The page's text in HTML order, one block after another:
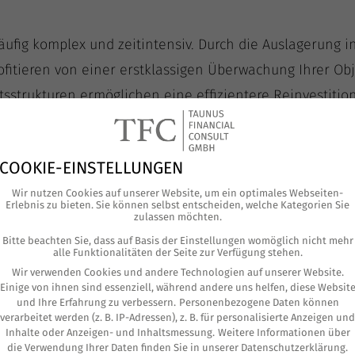
kom­plex und zeit­in­ten­siv. Durch die Aus­la­ge­rung
von einer erst­klas­si­gen Über­wa­chung Ihrer
ermög­li­chen eine effi­zi­en­te­re
Objek­ten und Investments
wir Ihnen Zugang zu exklu­si­ven
sind. Dazu arbei­ten wir mit aus­ge­wähl­ten
Pla­nung erleich­tern die Über­tra­gung von
kön­nen steu­er­li­che Vor­tei­le genutzt und der
COOKIE-EINSTELLUNGEN
Wir nutzen Cookies auf unserer Website, um ein optimales Webseiten-
Erlebnis zu bieten. Sie können selbst entscheiden, welche Kategorien Sie
zulassen möchten.
Bitte beachten Sie, dass auf Basis der Einstellungen womöglich nicht mehr
alle Funktionalitäten der Seite zur Verfügung stehen.
Wir verwenden Cookies und andere Technologien auf unserer Website.
Einige von ihnen sind essenziell, während andere uns helfen, diese Website
und Ihre Erfahrung zu verbessern. Personenbezogene Daten können
verarbeitet werden (z. B. IP-Adressen), z. B. für personalisierte Anzeigen und
Inhalte oder Anzeigen- und Inhaltsmessung. Weitere Informationen über
die Verwendung Ihrer Daten finden Sie in unserer Datenschutzerklärung.